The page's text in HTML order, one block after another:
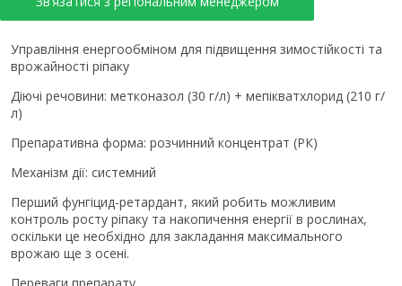
Управління енергообміном для підвищення зимостійкості та
врожайності ріпаку
Діючі речовини: метконазол (30 г/л) + мепікватхлорид (210 г/
л)
Препаративна форма: розчинний концентрат (РК)
Механізм дії: системний
Перший фунгіцид-ретардант, який робить можливим
контроль росту ріпаку та накопичення енергії в рослинах,
оскільки це необхідно для закладання максимального
врожаю ще з осені.
Переваги препарату